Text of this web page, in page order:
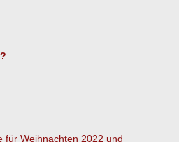
für Weihnachten 2022 und